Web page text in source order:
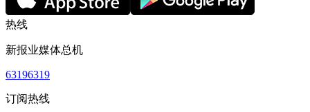
热线
新报业媒体总机
63196319
订阅热线